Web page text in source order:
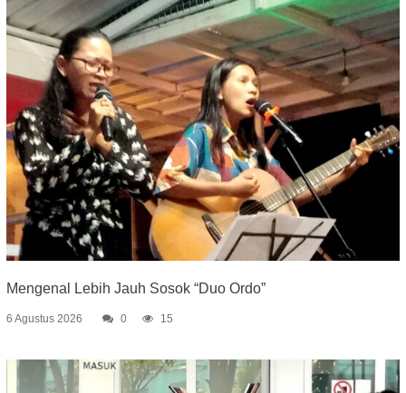
Mengenal Lebih Jauh Sosok “Duo Ordo”
6 Agustus 2026 0 15